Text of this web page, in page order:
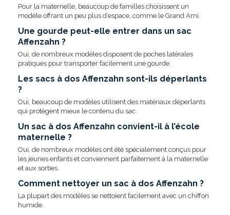
Pour la maternelle, beaucoup de familles choisissent un
modèle offrant un peu plus d’espace, comme le Grand Ami.
Une gourde peut-elle entrer dans un sac
Affenzahn ?
Oui, de nombreux modèles disposent de poches latérales
pratiques pour transporter facilement une gourde.
Les sacs à dos Affenzahn sont-ils déperlants
?
Oui, beaucoup de modèles utilisent des matériaux déperlants
qui protègent mieux le contenu du sac.
Un sac à dos Affenzahn convient-il à l’école
maternelle ?
Oui, de nombreux modèles ont été spécialement conçus pour
les jeunes enfants et conviennent parfaitement à la maternelle
et aux sorties.
Comment nettoyer un sac à dos Affenzahn ?
La plupart des modèles se nettoient facilement avec un chiffon
humide.